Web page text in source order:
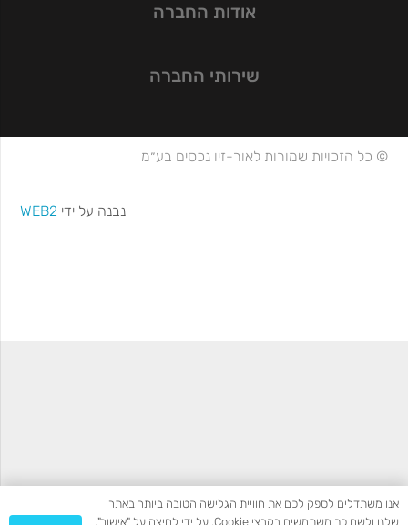
אודות החברה
שירותי החברה
© כל הזכויות שמורות לאור-זיו נכסים בע״מ
נבנה על ידי WEB2
אנו משתדלים לספק לכם את חוויית הגלישה הטובה ביותר באתר
שלנו ולשם כך משתמשים בקבצי Cookie. על ידי לחיצה על "אישור",